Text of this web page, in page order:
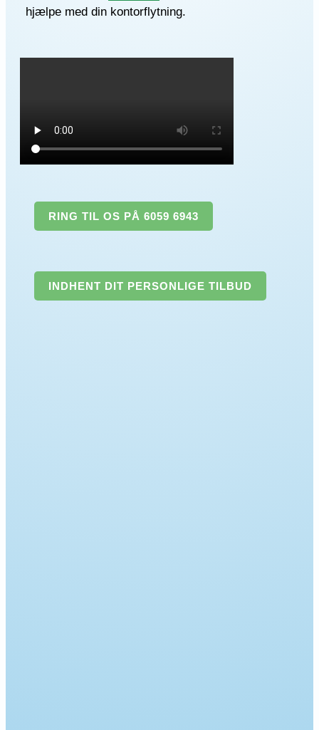
hjælpe med din kontorflytning.
RING TIL OS PÅ 6059 6943
INDHENT DIT PERSONLIGE TILBUD